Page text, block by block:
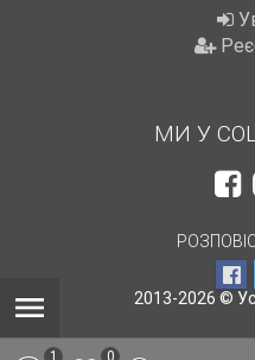
МИ У
2013-2026 ©
1 0